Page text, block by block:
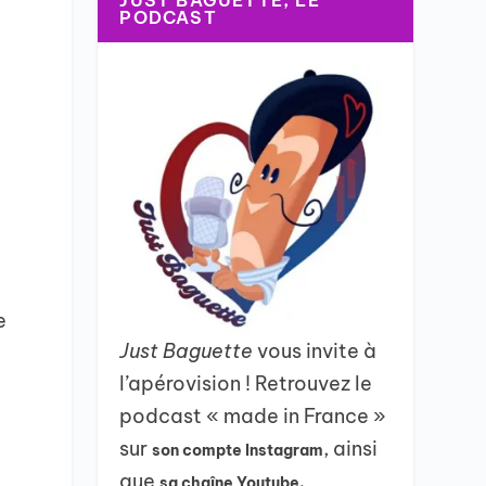
PODCAST
Just Baguettevous invite à
l’apérovision ! Retrouvez le
podcast « made in France »
surson compte Instagram, ainsi